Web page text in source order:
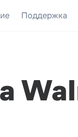
Поддержка